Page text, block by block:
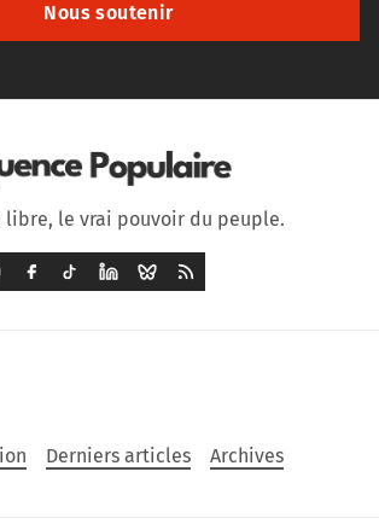
Nous soutenir
libre, le vrai pouvoir du peuple.
Derniers articles
Archives